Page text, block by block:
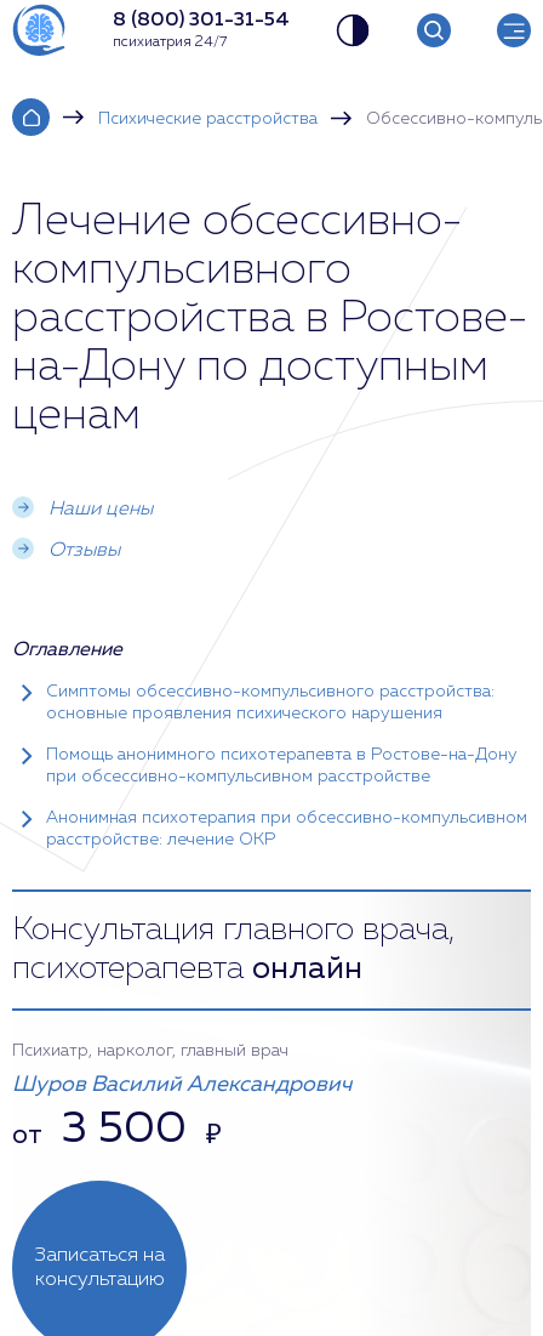
8 (800) 301-31-54
психиатрия 24/7
Психические расстройства Обсессивно-
Лечение обсессивно-
компульсивного
расстройства в Ростове-
на-Дону по доступным
ценам
Наши цены
Отзывы
Оглавление
Симптомы обсессивно-компульсивного расстройства:
основные проявления психического нарушения
Помощь анонимного психотерапевта в Ростове-на-Дону
при обсессивно-компульсивном расстройстве
Анонимная психотерапия при обсессивно-компульсивном
расстройстве: лечение ОКР
Консультация главного врача,
психотерапевта онлайн
Записаться на
консультацию
Психиатр, нарколог, главный врач
Шуров Василий Александрович
от 3 500 ₽